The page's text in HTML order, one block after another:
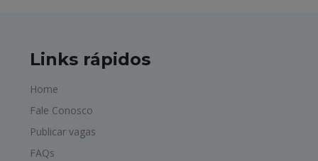
Links rápidos
Home
Fale Conosco
Publicar vagas
FAQs